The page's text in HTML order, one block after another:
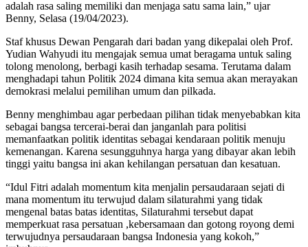
adalah rasa saling memiliki dan menjaga satu sama lain,” ujar
Benny, Selasa (19/04/2023).
Staf khusus Dewan Pengarah dari badan yang dikepalai oleh Prof.
Yudian Wahyudi itu mengajak semua umat beragama untuk saling
tolong menolong, berbagi kasih terhadap sesama. Terutama dalam
menghadapi tahun Politik 2024 dimana kita semua akan merayakan
demokrasi melalui pemilihan umum dan pilkada.
Benny menghimbau agar perbedaan pilihan tidak menyebabkan kita
sebagai bangsa tercerai-berai dan janganlah para politisi
memanfaatkan politik identitas sebagai kendaraan politik menuju
kemenangan. Karena sesungguhnya harga yang dibayar akan lebih
tinggi yaitu bangsa ini akan kehilangan persatuan dan kesatuan.
“Idul Fitri adalah momentum kita menjalin persaudaraan sejati di
mana momentum itu terwujud dalam silaturahmi yang tidak
mengenal batas batas identitas, Silaturahmi tersebut dapat
memperkuat rasa persatuan ,kebersamaan dan gotong royong demi
terwujudnya persaudaraan bangsa Indonesia yang kokoh,”